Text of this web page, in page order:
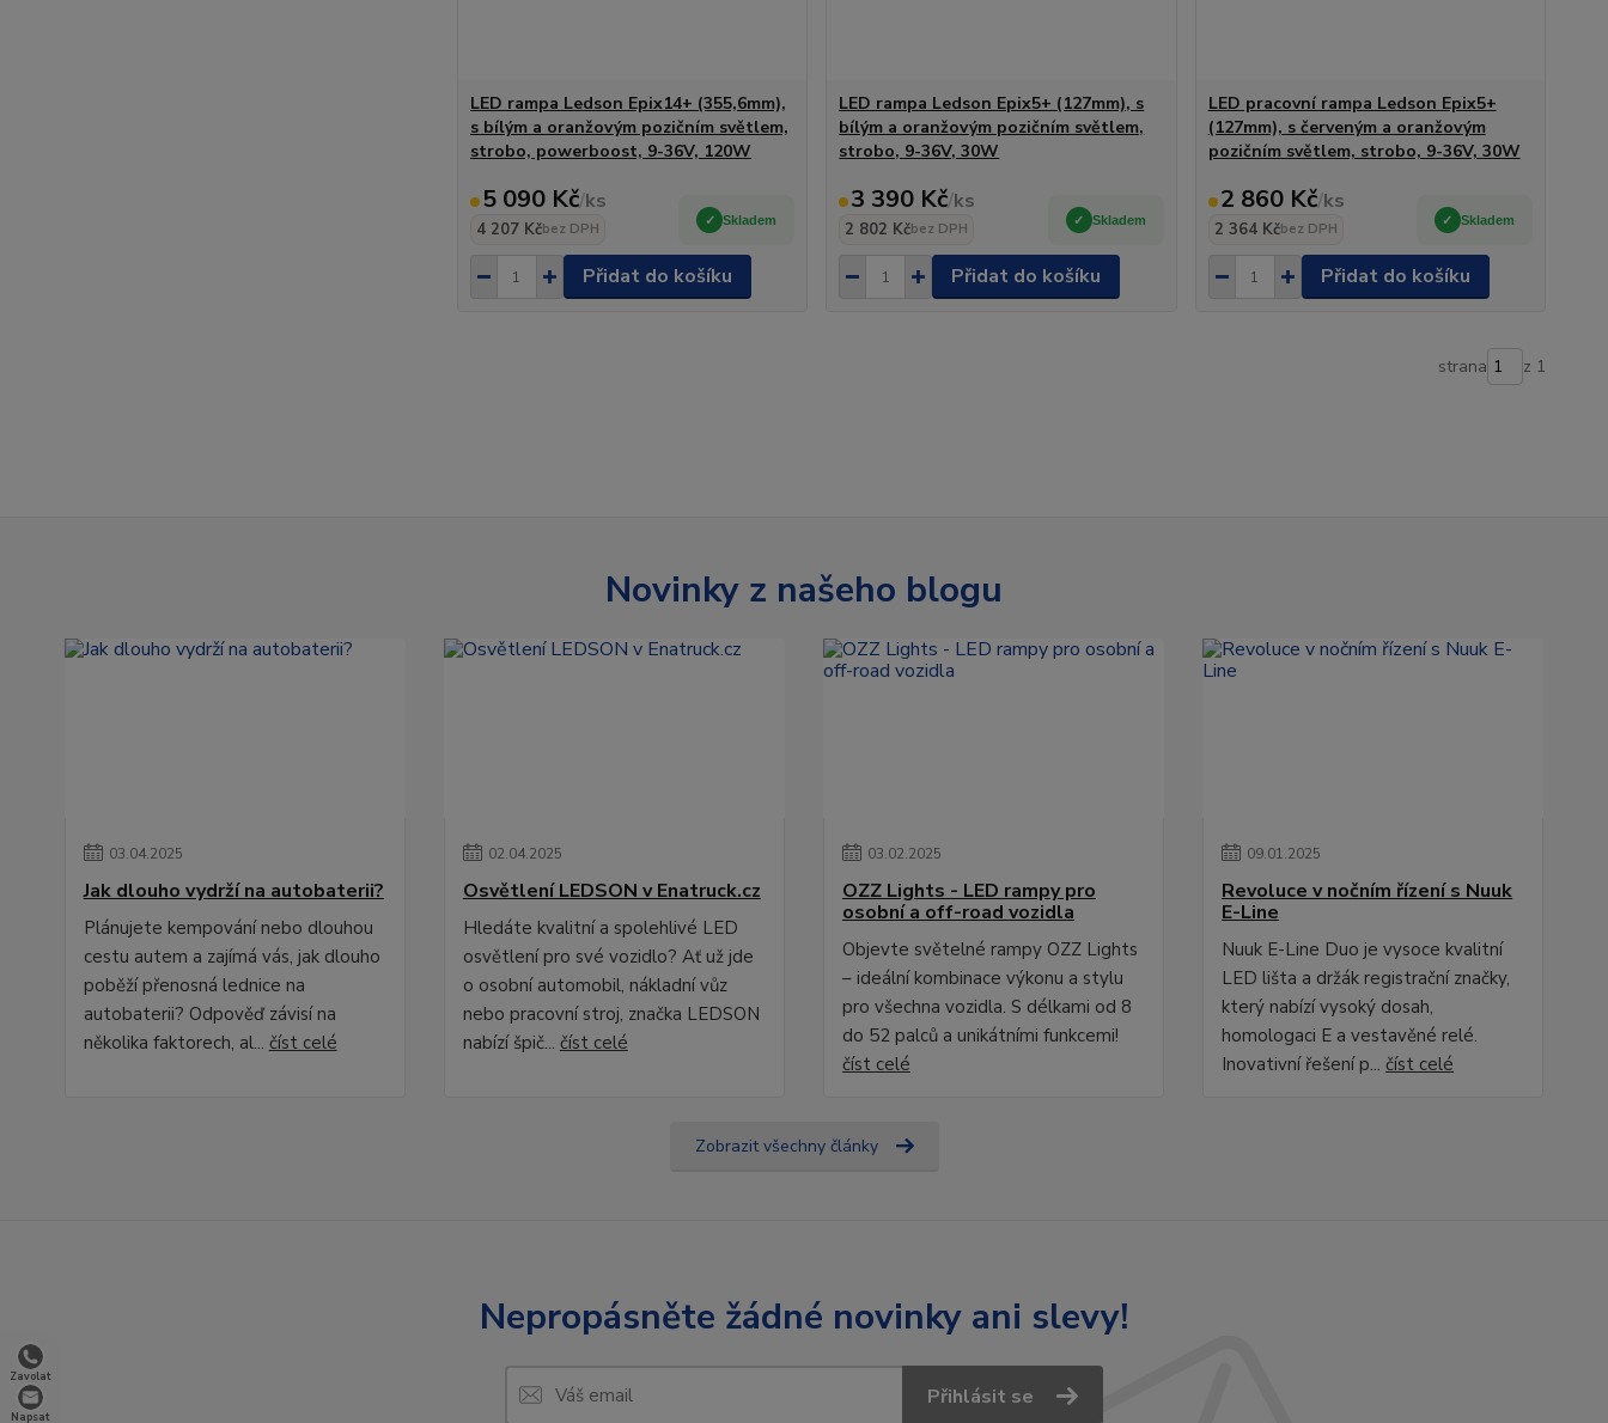
Zavolat
Napsat
LED rampa Ledson Epix14+ (355,6mm),
s bílým a oranžovým pozičním světlem,
strobo, powerboost, 9-36V, 120W
5 090 Kč/ks
4 207 Kčbez DPH
Skladem
Přidat do košíku
LED rampa Ledson Epix5+ (127mm), s
bílým a oranžovým pozičním světlem,
strobo, 9-36V, 30W
3 390 Kč/ks
2 802 Kčbez DPH
Skladem
Přidat do košíku
LED pracovní rampa Ledson Epix5+
(127mm), s červeným a oranžovým
pozičním světlem, strobo, 9-36V, 30W
2 860 Kč/ks
2 364 Kčbez DPH
Skladem
Přidat do košíku
strana z 1
Novinky z našeho blogu
03.04.2025
Jak dlouho vydrží na autobaterii?
Plánujete kempování nebo dlouhou
cestu autem a zajímá vás, jak dlouho
poběží přenosná lednice na
autobaterii? Odpověď závisí na
několika faktorech, al... číst celé
02.04.2025
Osvětlení LEDSON v Enatruck.cz
Hledáte kvalitní a spolehlivé LED
osvětlení pro své vozidlo? Ať už jde
o osobní automobil, nákladní vůz
nebo pracovní stroj, značka LEDSON
nabízí špič... číst celé
03.02.2025
OZZ Lights - LED rampy pro
osobní a off-road vozidla
Objevte světelné rampy OZZ Lights
– ideální kombinace výkonu a stylu
pro všechna vozidla. S délkami od 8
do 52 palců a unikátními funkcemi!
číst celé
09.01.2025
Revoluce v nočním řízení s Nuuk
E-Line
Nuuk E-Line Duo je vysoce kvalitní
LED lišta a držák registrační značky,
který nabízí vysoký dosah,
homologaci E a vestavěné relé.
Inovativní řešení p...číst celé
Zobrazit všechny články
Nepropásněte žádné novinky ani slevy!
Přihlásit se